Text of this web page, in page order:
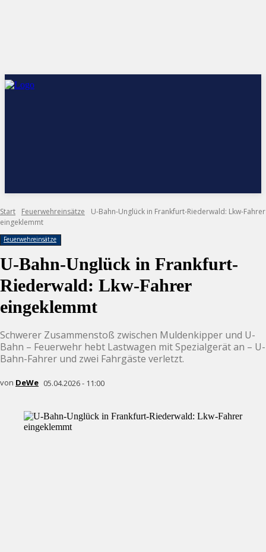
Start Feuerwehreinsätze
U-Bahn-Unglück in Frankfurt-Riederwald: Lkw-Fahrer
eingeklemmt
Feuerwehreinsätze
U-Bahn-Unglück in Frankfurt-
Riederwald: Lkw-Fahrer
eingeklemmt
Schwerer Zusammenstoß zwischen Muldenkipper und U-
Bahn – Feuerwehr hebt Lastwagen mit Spezialgerät an – U-
Bahn-Fahrer und zwei Fahrgäste verletzt.
von DeWe 05.04.2026 - 11:00